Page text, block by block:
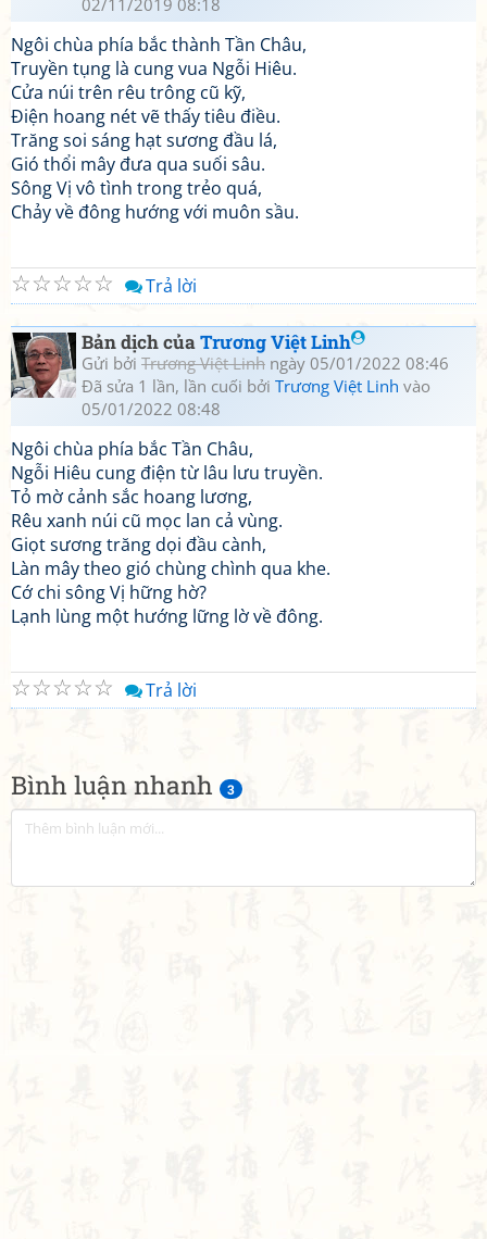
Bình luận nhanh 3
02/11/2019 08:18
Ngôi chùa phía bắc thành Tần Châu,
Truyền tụng là cung vua Ngỗi Hiêu.
Cửa núi trên rêu trông cũ kỹ,
Điện hoang nét vẽ thấy tiêu điều.
Trăng soi sáng hạt sương đầu lá,
Gió thổi mây đưa qua suối sâu.
Sông Vị vô tình trong trẻo quá,
Chảy về đông hướng với muôn sầu.
☆
☆
☆
☆
☆ Trả lời
Bản dịch củaTrương Việt Linh
Gửi bởi Trương Việt Linh ngày 05/01/2022 08:46
Đã sửa 1 lần, lần cuối bởi Trương Việt Linh vào
05/01/2022 08:48
Ngôi chùa phía bắc Tần Châu,
Ngỗi Hiêu cung điện từ lâu lưu truyền.
Tỏ mờ cảnh sắc hoang lương,
Rêu xanh núi cũ mọc lan cả vùng.
Giọt sương trăng dọi đầu cành,
Làn mây theo gió chùng chình qua khe.
Cớ chi sông Vị hững hờ?
Lạnh lùng một hướng lững lờ về đông.
☆
☆
☆
☆
☆ Trả lời